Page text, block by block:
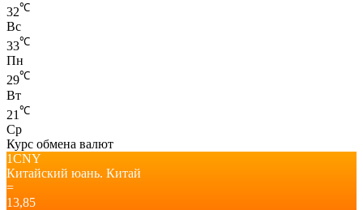
32℃
Вс
33℃
Пн
29℃
Вт
21 ℃
Ср
Курс обмена валют
1CNY
Китайский юань. Китай
=
13,85